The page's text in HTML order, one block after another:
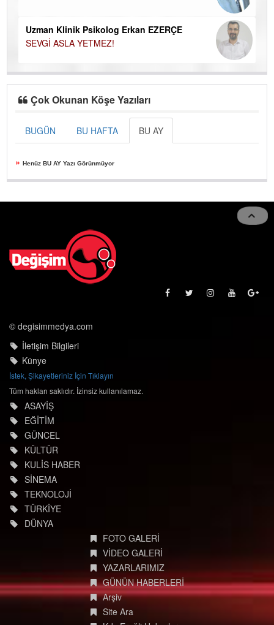
Uzman Klinik Psikolog Erkan EZERÇE
SEVGİ ASLA YETMEZ!
Çok Okunan Köşe Yazıları
BUGÜN BU HAFTA BU AY
» Henüz BU AY Yazı Görünmüyor
© degisimmedya.com
İletişim Bilgileri
Künye
İstek, Şikayetleriniz İçin Tıklayın
Tüm hakları saklıdır. İzinsiz kullanılamaz.
ASAYİŞ
EĞİTİM
GÜNCEL
KÜLTÜR
KULİS HABER
SİNEMA
TEKNOLOJİ
TÜRKİYE
DÜNYA
FOTO GALERİ
VİDEO GALERİ
YAZARLARIMIZ
GÜNÜN HABERLERİ
Arşiv
Site Ara